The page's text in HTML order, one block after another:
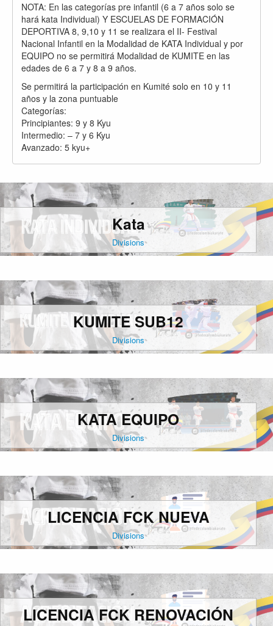
NOTA: En las categorías pre infantil (6 a 7 años solo se
hará kata Individual) Y ESCUELAS DE FORMACIÓN
DEPORTIVA 8, 9,10 y 11 se realizara el II- Festival
Nacional Infantil en la Modalidad de KATA Individual y por
EQUIPO no se permitirá Modalidad de KUMITE en las
edades de 6 a 7 y 8 a 9 años.
Se permitirá la participación en Kumité solo en 10 y 11
años y la zona puntuable
Categorías:
Principiantes: 9 y 8 Kyu
Intermedio: – 7 y 6 Kyu
Avanzado: 5 kyu+
Kata
Divisions
KUMITE SUB12
Divisions
KATA EQUIPO
Divisions
LICENCIA FCK NUEVA
Divisions
LICENCIA FCK RENOVACIÓN